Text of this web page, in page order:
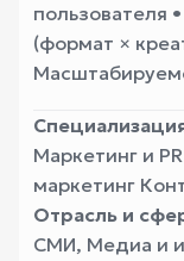
пользователя
(формат ×
Маркетинг и
маркетинг
Отрасль и
СМИ, Медиа и